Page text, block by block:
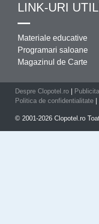
LINK-URI
Materiale educative
Programari saloane
Magazinul de Carte
Despre Clopotel.ro
Politica de confidentialitate
© 2001-2026 Clopotel.ro